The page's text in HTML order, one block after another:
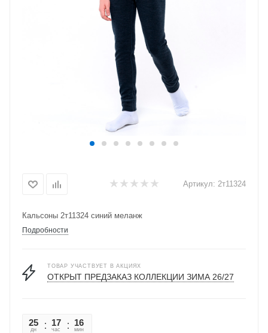
Артикул: 2т11324
Кальсоны 2т11324 синий меланж
Подробности
ТОВАР УЧАСТВУЕТ В АКЦИЯХ
ОТКРЫТ ПРЕДЗАКАЗ КОЛЛЕКЦИИ ЗИМА 26/27
25
дн
17
час
16
мин